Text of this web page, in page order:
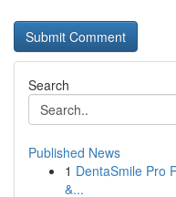
Search
Published News
1 DentaSmile Pro
&...